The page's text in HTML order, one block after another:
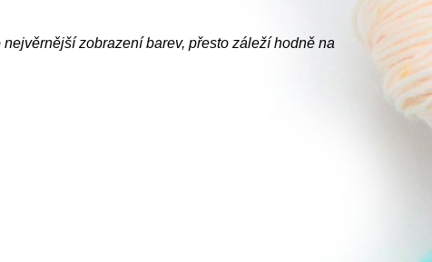
zobrazení barev, přesto záleží hodně na